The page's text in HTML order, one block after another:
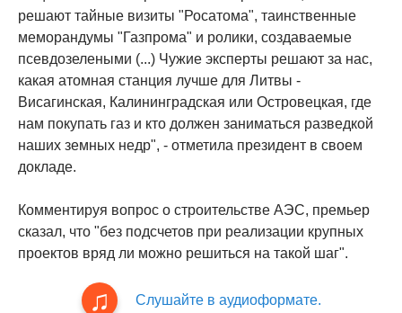
решают тайные визиты "Росатома", таинственные
меморандумы "Газпрома" и ролики, создаваемые
псевдозелеными (...) Чужие эксперты решают за нас,
какая атомная станция лучше для Литвы -
Висагинская, Калининградская или Островецкая, где
нам покупать газ и кто должен заниматься разведкой
наших земных недр", - отметила президент в своем
докладе.
Комментируя вопрос о строительстве АЭС, премьер
сказал, что "без подсчетов при реализации крупных
проектов вряд ли можно решиться на такой шаг".
Слушайте в аудиоформате.